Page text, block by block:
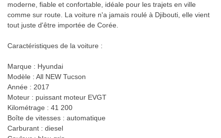
moderne, fiable et confortable, idéale pour les trajets en ville
comme sur route. La voiture n'a jamais roulé à Djibouti, elle vient
tout juste d'être importée de Corée.
Caractéristiques de la voiture :
Marque : Hyundai
Modèle : All NEW Tucson
Année : 2017
Moteur : puissant moteur EVGT
Kilométrage : 41 200
Boîte de vitesses : automatique
Carburant : diesel